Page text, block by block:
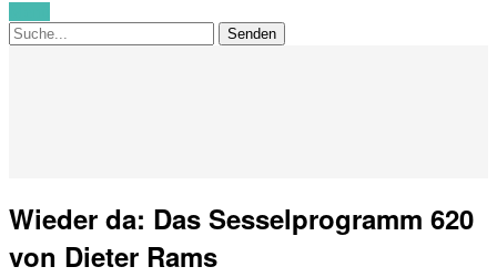
Wieder da: Das Sesselprogramm 620
von Dieter Rams